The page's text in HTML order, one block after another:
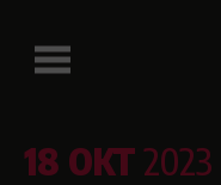
18 OKT2023